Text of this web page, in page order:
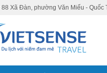
88 Xã Đàn, phường Văn Miếu - Quốc